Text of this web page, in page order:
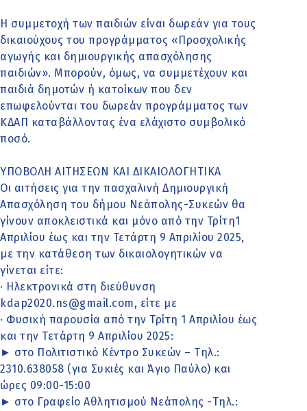
Η συμμετοχή των παιδιών είναι δωρεάν για τους
δικαιούχους του προγράμματος «Προσχολικής
αγωγής και δημιουργικής απασχόλησης
παιδιών». Μπορούν, όμως, να συμμετέχουν και
παιδιά δημοτών ή κατοίκων που δεν
επωφελούνται του δωρεάν προγράμματος των
ΚΔΑΠ καταβάλλοντας ένα ελάχιστο συμβολικό
ποσό.
ΥΠΟΒΟΛΗ ΑΙΤΗΣΕΩΝ ΚΑΙ ΔΙΚΑΙΟΛΟΓΗΤΙΚΑ
Οι αιτήσεις για την πασχαλινή Δημιουργική
Απασχόληση του δήμου Νεάπολης-Συκεών θα
γίνουν αποκλειστικά και μόνο από την Τρίτη1
Απριλίου έως και την Τετάρτη 9 Απριλίου 2025,
με την κατάθεση των δικαιολογητικών να
γίνεται είτε:
· Ηλεκτρονικά στη διεύθυνση
kdap2020.ns@gmail.com, είτε με
· Φυσική παρουσία από την Τρίτη 1 Απριλίου έως
και την Τετάρτη 9 Απριλίου 2025:
► στο Πολιτιστικό Κέντρο Συκεών – Τηλ.:
2310.638058 (για Συκιές και Άγιο Παύλο) και
ώρες 09:00-15:00
► στο Γραφείο Αθλητισμού Νεάπολης -Τηλ.: